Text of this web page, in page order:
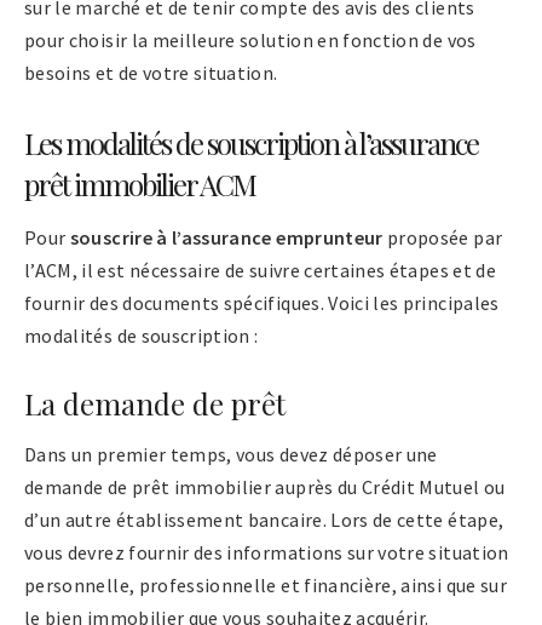
sur le marché et de tenir compte des avis des clients
pour choisir la meilleure solution en fonction de vos
besoins et de votre situation.
Les modalités de souscription à l’assurance
prêt immobilier ACM
Pour souscrire à l’assurance emprunteur proposée par
l’ACM, il est nécessaire de suivre certaines étapes et de
fournir des documents spécifiques. Voici les principales
modalités de souscription :
La demande de prêt
Dans un premier temps, vous devez déposer une
demande de prêt immobilier auprès du Crédit Mutuel ou
d’un autre établissement bancaire. Lors de cette étape,
vous devrez fournir des informations sur votre situation
personnelle, professionnelle et financière, ainsi que sur
le bien immobilier que vous souhaitez acquérir.